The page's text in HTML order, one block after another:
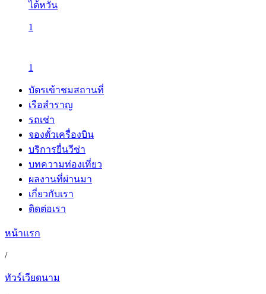
ไต้หวัน
1
1
บัตรเข้าชมสถานที่
เรือสำราญ
รถเช่า
จองตั๋วเครื่องบิน
บริการยื่นวีซ่า
บทความท่องเที่ยว
ผลงานที่ผ่านมา
เกี่ยวกับเรา
ติดต่อเรา
หน้าแรก
/
ทัวร์เวียดนาม